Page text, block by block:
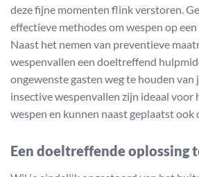
deze fijne momenten flink verstoren.
effectieve methodes om wespen op
Naast het nemen van preventieve
wespenvallen een doeltreffend
ongewenste gasten weg te houden
insective wespenvallen zijn ideaal voor
wespen en kunnen naast geplaatst ook
Een doeltreffende oplossing